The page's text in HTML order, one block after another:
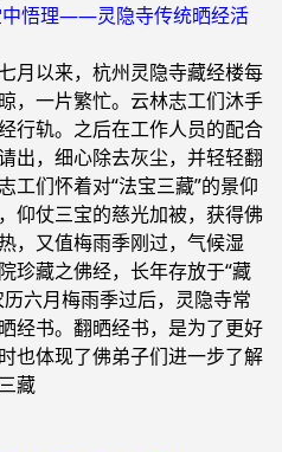
中悟理——灵隐寺传统晒经活
月以来，杭州灵隐寺藏经楼每
，一片繁忙。云林志工们沐手
行轨。之后在工作人员的配合
出，细心除去灰尘，并轻轻翻
工们怀着对“法宝三藏”的景仰
仰仗三宝的慈光加被，获得佛
，又值梅雨季刚过，气候湿
珍藏之佛经，长年存放于“藏
六月梅雨季过后，灵隐寺常
经书。翻晒经书，是为了更好
也体现了佛弟子们进一步了解
藏